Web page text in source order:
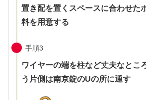
置き配を置くスペースに合わせた
料を用意する
手順3
ワイヤーの端を柱など丈夫なとこ
う片側は南京錠のUの所に通す